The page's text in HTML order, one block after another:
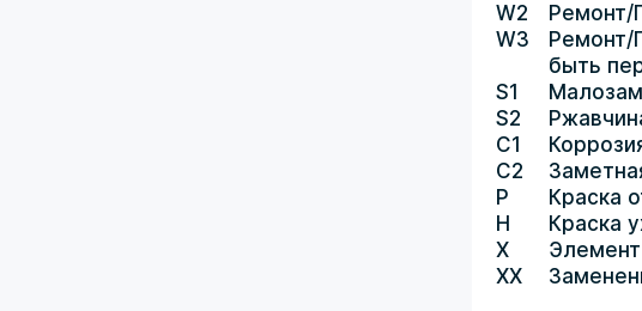
W2
Ремонт/
W3
Ремонт/
быть
S1
S2
C1
C2
P
Краска
H
Краска
X
XX